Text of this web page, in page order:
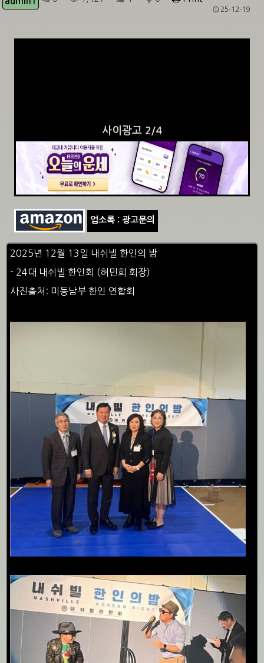
25-12-19
사이광고 3/4
업소록 : 광고문의
2025년 12월 13일 내쉬빌 한인의 밤
- 24대 내쉬빌 한인회 (허민희 회장)
사진출처: 미동남부 한인 연합회